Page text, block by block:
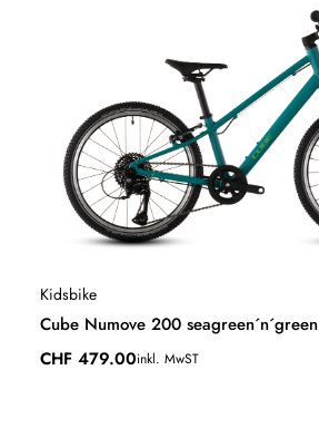
Kidsbike
Cube Numove 200 seagreen´n´green
CHF 479.00inkl. MwST